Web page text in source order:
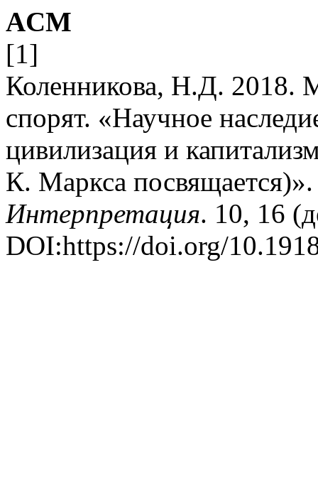
ACM
[1]
Коленникова, Н.Д. 2018.
спорят. «Научное
цивилизация и
К. Маркса
Интерпретация. 10, 16
DOI:https://doi.org/